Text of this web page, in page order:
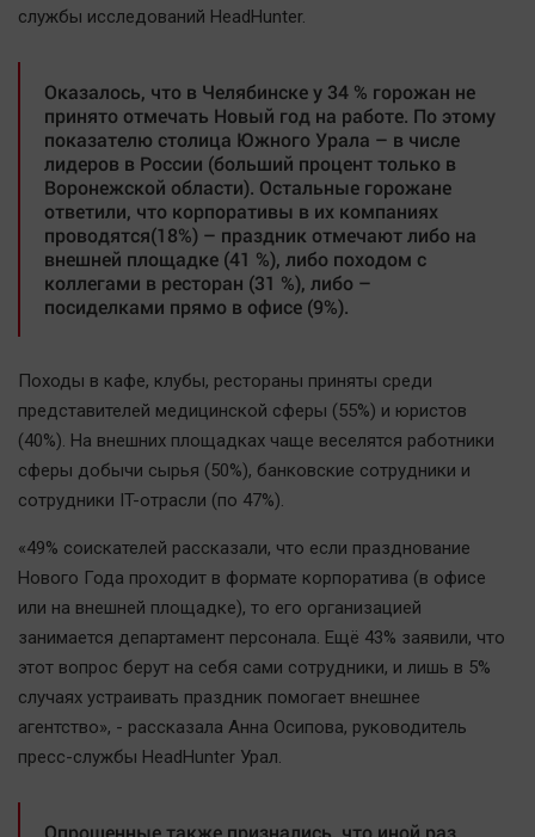
Политика
Происшествия
Здоровье
Культура
Курилка
Мнения
Технологии
Отраслевые темы
Hедвижимость
Образование
Автомобили
XX век: криминальные уроки
Банки
Медиаграмотность
Прогулки по городу Ч
Спецпроект
Челябинск космический
службы исследований HeadHunter.
Оказалось, что в Челябинске у 34 % горожан не
принято отмечать Новый год на работе. По этому
показателю столица Южного Урала – в числе
лидеров в России (больший процент только в
Воронежской области). Остальные горожане
ответили, что корпоративы в их компаниях
проводятся(18%) – праздник отмечают либо на
внешней площадке (41 %), либо походом с
коллегами в ресторан (31 %), либо –
посиделками прямо в офисе (9%).
Походы в кафе, клубы, рестораны приняты среди
представителей медицинской сферы (55%) и юристов
(40%). На внешних площадках чаще веселятся работники
сферы добычи сырья (50%), банковские сотрудники и
сотрудники IT-отрасли (по 47%).
«49% соискателей рассказали, что если празднование
Нового Года проходит в формате корпоратива (в офисе
или на внешней площадке), то его организацией
занимается департамент персонала. Ещё 43% заявили, что
этот вопрос берут на себя сами сотрудники, и лишь в 5%
случаях устраивать праздник помогает внешнее
агентство», - рассказала Анна Осипова, руководитель
пресс-службы HeadHunter Урал.
Опрошенные также признались, что иной раз